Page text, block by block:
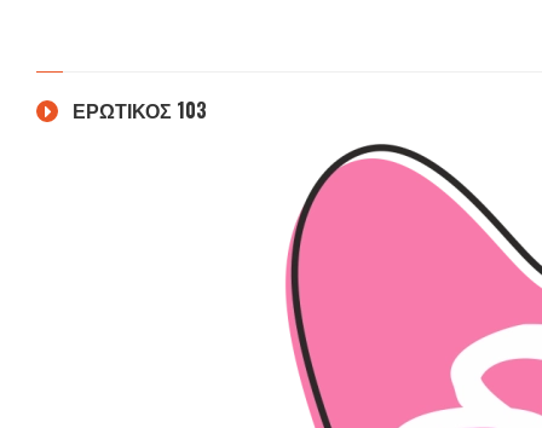
ΕΡΩΤΙΚΟΣ 103